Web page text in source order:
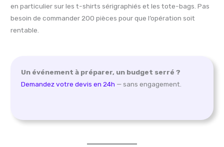
en particulier sur les t-shirts sérigraphiés et les tote-bags. Pas
besoin de commander 200 pièces pour que l’opération soit
rentable.
Un événement à préparer, un budget serré ?
Demandez votre devis en 24h — sans engagement.